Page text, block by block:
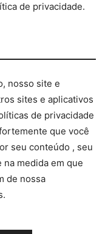
de privacidade.
nosso site e
sites e aplicativos
de privacidade
que você
seu conteúdo , seu
medida em que
de nossa